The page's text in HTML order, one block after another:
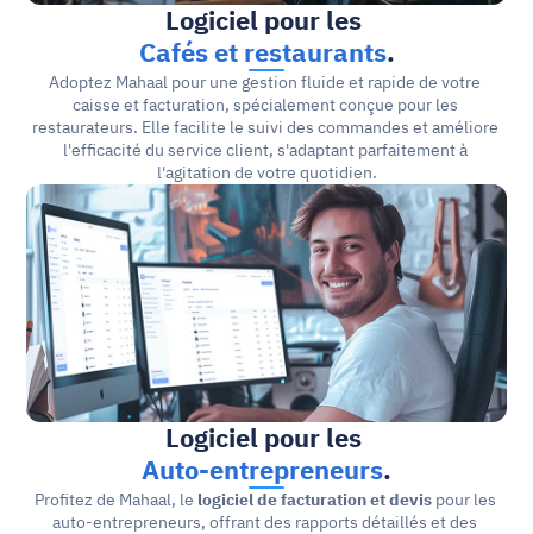
Logiciel pour les
Cafés et restaurants.
Adoptez Mahaal pour une gestion fluide et rapide de votre
caisse et facturation, spécialement conçue pour les
restaurateurs. Elle facilite le suivi des commandes et améliore
l'efficacité du service client, s'adaptant parfaitement à
l'agitation de votre quotidien.
Logiciel pour les
Auto-entrepreneurs.
Profitez de Mahaal, le logiciel de facturation et devis pour les
auto-entrepreneurs, offrant des rapports détaillés et des